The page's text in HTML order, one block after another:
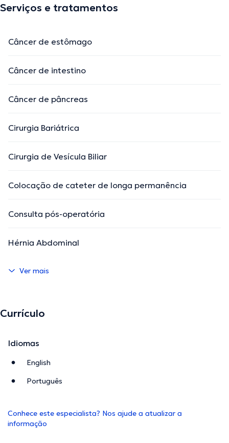
Serviços e tratamentos
Câncer de estômago
Câncer de intestino
Câncer de pâncreas
Cirurgia Bariátrica
Cirurgia de Vesícula Biliar
Colocação de cateter de longa permanência
Consulta pós-operatória
Hérnia Abdominal
Ver mais
Currículo
Idiomas
English
Português
Conhece este especialista? Nos ajude a atualizar a
informação